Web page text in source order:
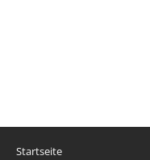
Startseite